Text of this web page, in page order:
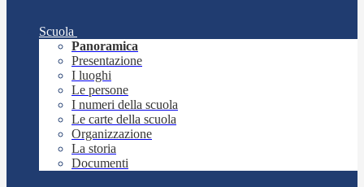
Scuola
Panoramica
Presentazione
I luoghi
Le persone
I numeri della scuola
Le carte della scuola
Organizzazione
La storia
Documenti